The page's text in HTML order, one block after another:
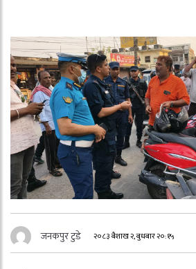
जनकपुर टुडे २०८३ बैशाख २, बुधबार २०:१५